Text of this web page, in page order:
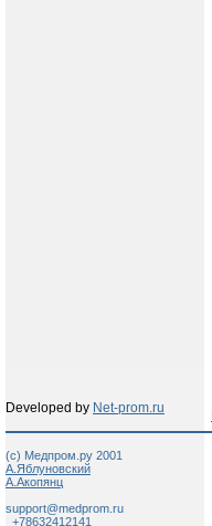
Developed by Net-prom.ru
(c) Медпром.ру 2001
А.Яблуновский
А.Акопянц
support@medprom.ru
+78632412141